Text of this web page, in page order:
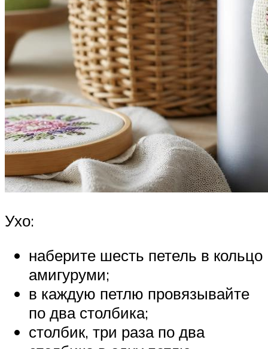
Ухо:
наберите шесть петель в кольцо
амигуруми;
в каждую петлю провязывайте
по два столбика;
столбик, три раза по два